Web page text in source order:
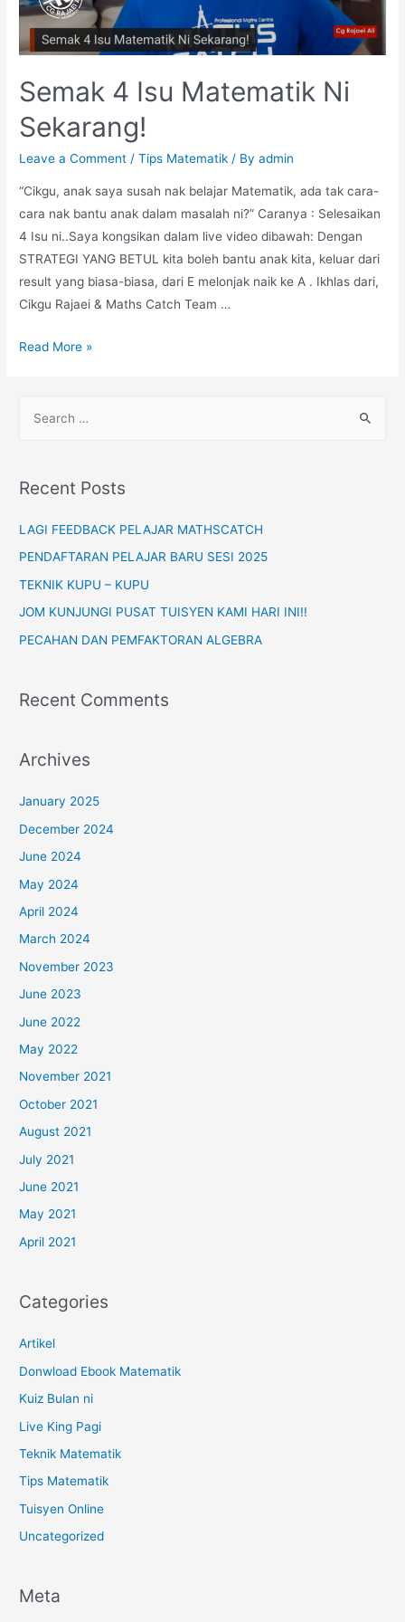
Semak 4 Isu Matematik Ni
Sekarang!
Leave a Comment /Tips Matematik / Byadmin
“Cikgu, anak saya susah nak belajar Matematik, ada tak cara-
cara nak bantu anak dalam masalah ni?” Caranya : Selesaikan
4 Isu ni..Saya kongsikan dalam live video dibawah: Dengan
STRATEGI YANG BETUL kita boleh bantu anak kita, keluar dari
result yang biasa-biasa, dari E melonjak naik ke A . Ikhlas dari,
Cikgu Rajaei & Maths Catch Team …
Semak
Matematik
Read More »
r
h
f
o
Recent Posts
LAGI FEEDBACK PELAJAR MATHSCATCH
PENDAFTARAN PELAJAR BARU SESI 2025
TEKNIK KUPU – KUPU
JOM KUNJUNGI PUSAT TUISYEN KAMI HARI INI!!
PECAHAN DAN PEMFAKTORAN ALGEBRA
Recent Comments
Archives
January 2025
December 2024
June 2024
May 2024
April 2024
March 2024
November 2023
June 2023
June 2022
May 2022
November 2021
October 2021
August 2021
July 2021
June 2021
May 2021
April 2021
Categories
Artikel
Donwload Ebook Matematik
Kuiz Bulan ni
Live King Pagi
Teknik Matematik
Tips Matematik
Tuisyen Online
Uncategorized
Meta